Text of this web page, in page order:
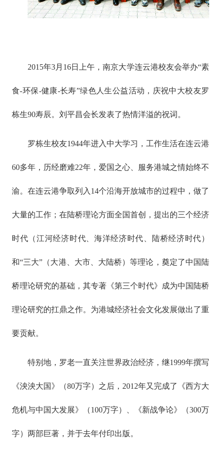
2015年3月16日上午，南京大学连云港校友会举办“素
食-环保-健康-长寿”绿色人生公益活动，庆祝中大校友罗
栋生90寿辰。刘平昌会长发表了热情洋溢的祝词。
罗栋生校友1944年进入中大学习，工作生活在连云港
60多年，历经磨难22年，爱国之心、服务港城之情始终不
渝。在连云港争取列入14个沿海开放城市的过程中，做了
大量的工作；在陆桥理论方面全国首创，提出的三个经济
时代（江河经济时代、海洋经济时代、陆桥经济时代）
和“三大”（大港、大市、大陆桥）等理论，奠定了中国陆
桥理论研究的基础，其专著《第三个时代》成为中国陆桥
理论研究的扛鼎之作。为港城经济社会文化发展做出了重
要贡献。
特别地，罗老一直关注世界政治经济，继1999年撰写
《泱泱大国》（80万字）之后，2012年又完成了《西方大
危机与中国大发展》（100万字）、《新战争论》（300万
字）两部巨著，并于去年付印出版。